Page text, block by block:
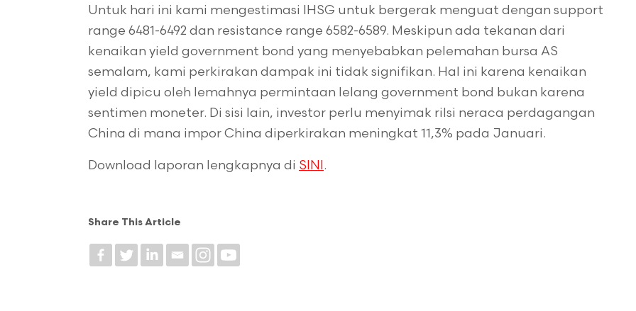
Untuk hari ini kami mengestimasi IHSG untuk bergerak menguat dengan support
range 6481-6492 dan resistance range 6582-6589. Meskipun ada tekanan dari
kenaikan yield government bond yang menyebabkan pelemahan bursa AS
semalam, kami perkirakan dampak ini tidak signifikan. Hal ini karena kenaikan
yield dipicu oleh lemahnya permintaan lelang government bond bukan karena
sentimen moneter. Di sisi lain, investor perlu menyimak rilsi neraca perdagangan
China di mana impor China diperkirakan meningkat 11,3% pada Januari.
Download laporan lengkapnya di SINI .
Share This Article